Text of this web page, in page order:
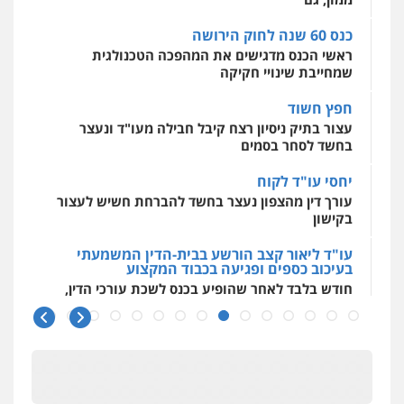
כנס 60 שנה לחוק הירושה
ראשי הכנס מדגישים את המהפכה הטכנולגית
שמחייבת שינויי חקיקה
חפץ חשוד
עצור בתיק ניסיון רצח קיבל חבילה מעו"ד ונעצר
בחשד לסחר בסמים
יחסי עו"ד לקוח
עורך דין מהצפון נעצר בחשד להברחת חשיש לעצור
בקישון
עו"ד ליאור קצב הורשע בבית-הדין המשמעתי
בעיכוב כספים ופגיעה בכבוד המקצוע
חודש בלבד לאחר שהופיע בכנס לשכת עורכי הדין,
קצב הורשע